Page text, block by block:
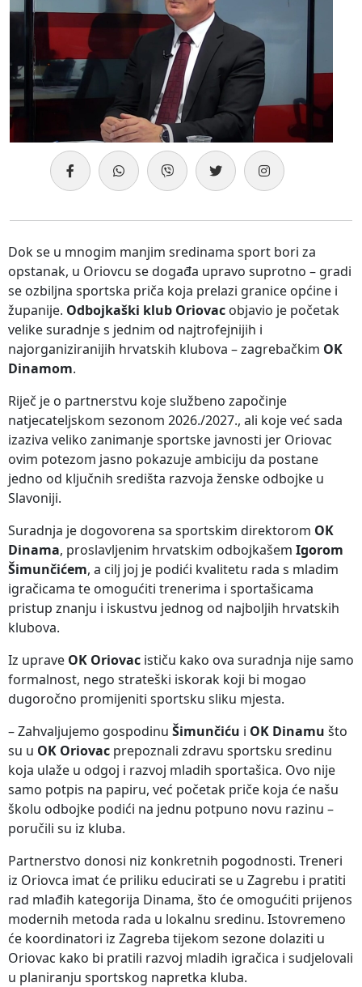
Dok se u mnogim manjim sredinama sport bori za
opstanak, u Oriovcu se događa upravo suprotno – gradi
se ozbiljna sportska priča koja prelazi granice općine i
županije. Odbojkaški klub Oriovac objavio je početak
velike suradnje s jednim od najtrofejnijih i
najorganiziranijih hrvatskih klubova – zagrebačkim OK
Dinamom.
Riječ je o partnerstvu koje službeno započinje
natjecateljskom sezonom 2026./2027., ali koje već sada
izaziva veliko zanimanje sportske javnosti jer Oriovac
ovim potezom jasno pokazuje ambiciju da postane
jedno od ključnih središta razvoja ženske odbojke u
Slavoniji.
Suradnja je dogovorena sa sportskim direktorom OK
Dinama, proslavljenim hrvatskim odbojkašem Igorom
Šimunčićem, a cilj joj je podići kvalitetu rada s mladim
igračicama te omogućiti trenerima i sportašicama
pristup znanju i iskustvu jednog od najboljih hrvatskih
klubova.
Iz uprave OK Oriovac ističu kako ova suradnja nije samo
formalnost, nego strateški iskorak koji bi mogao
dugoročno promijeniti sportsku sliku mjesta.
– Zahvaljujemo gospodinu Šimunčiću i OK Dinamu što
su u OK Oriovac prepoznali zdravu sportsku sredinu
koja ulaže u odgoj i razvoj mladih sportašica. Ovo nije
samo potpis na papiru, već početak priče koja će našu
školu odbojke podići na jednu potpuno novu razinu –
poručili su iz kluba.
Partnerstvo donosi niz konkretnih pogodnosti. Treneri
iz Oriovca imat će priliku educirati se u Zagrebu i pratiti
rad mlađih kategorija Dinama, što će omogućiti prijenos
modernih metoda rada u lokalnu sredinu. Istovremeno
će koordinatori iz Zagreba tijekom sezone dolaziti u
Oriovac kako bi pratili razvoj mladih igračica i sudjelovali
u planiranju sportskog napretka kluba.